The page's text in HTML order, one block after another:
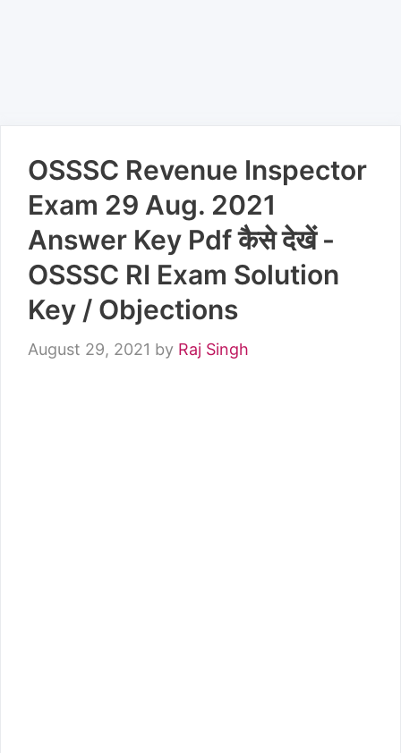
OSSSC Revenue Inspector
Exam 29 Aug. 2021
Answer Key Pdf कैसे देखें -
OSSSC RI Exam Solution
Key / Objections
August 29, 2021 by Raj Singh